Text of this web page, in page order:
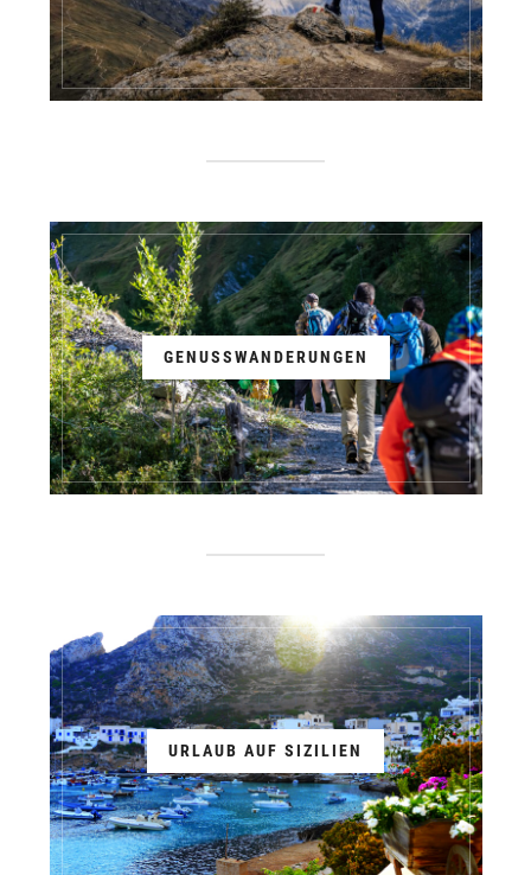
GENUSSWANDERUNGEN
URLAUB AUF SIZILIEN